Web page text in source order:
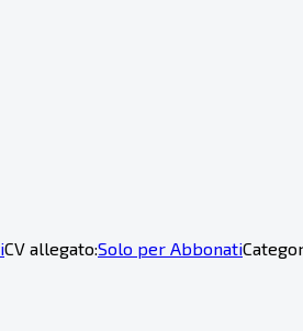
CV allegato:Solo per Abbonati